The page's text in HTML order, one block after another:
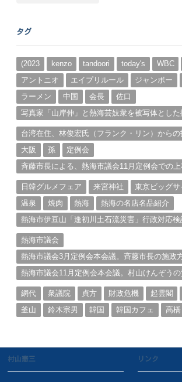
カ
ブ
タグ
(2023 kenzo tandoori today's WBC
アントニオ
エイプリルール ジャンボー
ラーメン
中国 会長
佐口
写真家「山岸伸」と熱海芸妓衆を被写体とした
台湾在住、林俊宏氏（フランク・リン）から
大阪
孫
定例会
斉藤市長による、熱海市議会11月定例会での
日韓グルメフェア
来宮神社 東京ビッグサ
温泉
焼肉 熱海
熱海の名店名品紹介
熱海市伊豆山「逢初川土石流災害」行政対応
熱海市議会
熱海市議会3月定例会本会議。斉藤市長の施政
熱海市議会11月定例会本会議。村山けんぞう
網代
衆議院 貞方 財政危機 起雲閣
釜山
鈴木宗男 韓国 韓国カフェ 高橋
村山憲三 リンク